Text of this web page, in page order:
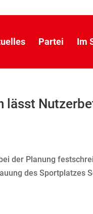
Partei Im
lässt
der Planung
des Sportplatzes